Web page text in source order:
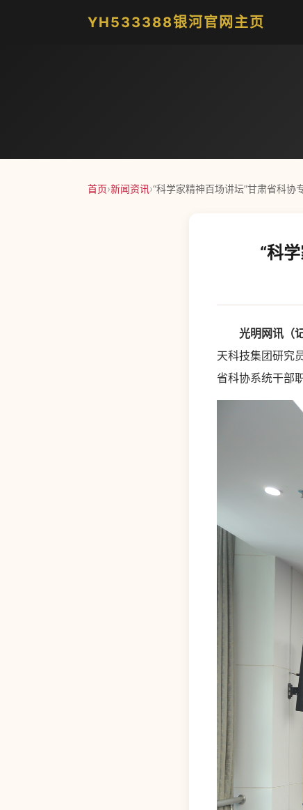
YH533388银河官网主页
首页›新闻资讯›“科学家精神百场讲坛”甘肃省科协
“科
光明网讯（
天科技集团研究
省科协系统干部